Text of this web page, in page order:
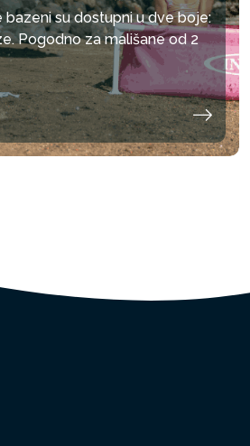
bazeni su dostupni u dve boje:
Pogodno za mališane od 2